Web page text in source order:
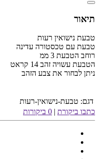
תיאור
טבעת נישואין רעות
טבעת עם טכסטורה עדינה
רוחב הטבעת 3 ממ
הטבעת עשויה זהב 14 קראט
ניתן לבחור את צבע הזהב
דגם: טבעת-נישואין-רעות
כתבו ביקורת | 0 ביקורות